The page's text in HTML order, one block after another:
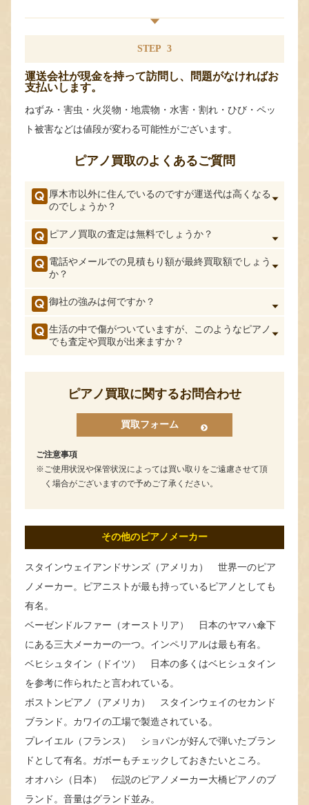
STEP 3
運送会社が現金を持って訪問し、問題がなければお
支払いします。
ねずみ・害虫・火災物・地震物・水害・割れ・ひび・ペッ
ト被害などは値段が変わる可能性がございます。
ピアノ買取のよくあるご質問
厚木市以外に住んでいるのですが運送代は高くなる
のでしょうか？
ピアノ買取の査定は無料でしょうか？
電話やメールでの見積もり額が最終買取額でしょう
か？
御社の強みは何ですか？
生活の中で傷がついていますが、このようなピアノ
でも査定や買取が出来ますか？
ピアノ買取に関するお問合わせ
買取フォーム
ご注意事項
ご使用状況や保管状況によっては買い取りをご遠慮させて頂
く場合がございますので予めご了承ください。
その他のピアノメーカー
スタインウェイアンドサンズ（アメリカ） 世界一のピア
ノメーカー。ピアニストが最も持っているピアノとしても
有名。
ベーゼンドルファー（オーストリア） 日本のヤマハ傘下
にある三大メーカーの一つ。インペリアルは最も有名。
ベヒシュタイン（ドイツ） 日本の多くはベヒシュタイン
を参考に作られたと言われている。
ボストンピアノ（アメリカ） スタインウェイのセカンド
ブランド。カワイの工場で製造されている。
プレイエル（フランス） ショパンが好んで弾いたブラン
ドとして有名。ガボーもチェックしておきたいところ。
オオハシ（日本） 伝説のピアノメーカー大橋ピアノのブ
ランド。音量はグランド並み。